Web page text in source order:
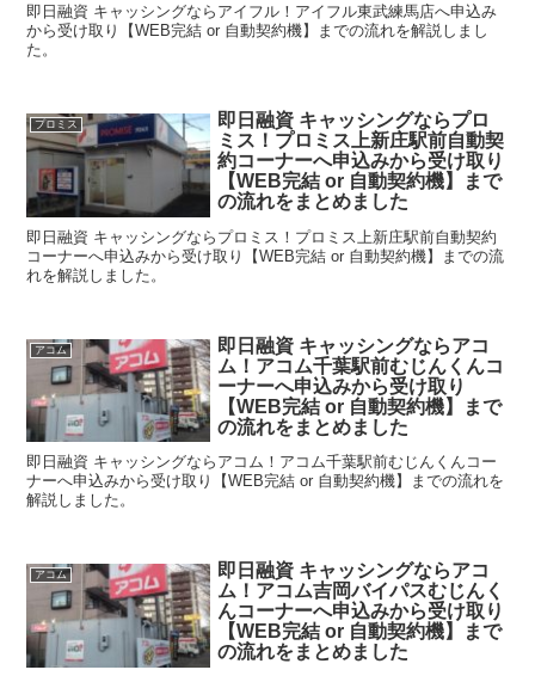
即日融資 キャッシングならアイフル！アイフル東武練馬店へ申込み
から受け取り【WEB完結 or 自動契約機】までの流れを解説しまし
た。
プロミス
即日融資 キャッシングならプロ
ミス！プロミス上新庄駅前自動契
約コーナーへ申込みから受け取り
【WEB完結 or 自動契約機】まで
の流れをまとめました
即日融資 キャッシングならプロミス！プロミス上新庄駅前自動契約
コーナーへ申込みから受け取り【WEB完結 or 自動契約機】までの流
れを解説しました。
アコム
即日融資 キャッシングならアコ
ム！アコム千葉駅前むじんくんコ
ーナーへ申込みから受け取り
【WEB完結 or 自動契約機】まで
の流れをまとめました
即日融資 キャッシングならアコム！アコム千葉駅前むじんくんコー
ナーへ申込みから受け取り【WEB完結 or 自動契約機】までの流れを
解説しました。
アコム
即日融資 キャッシングならアコ
ム！アコム吉岡バイパスむじんく
んコーナーへ申込みから受け取り
【WEB完結 or 自動契約機】まで
の流れをまとめました